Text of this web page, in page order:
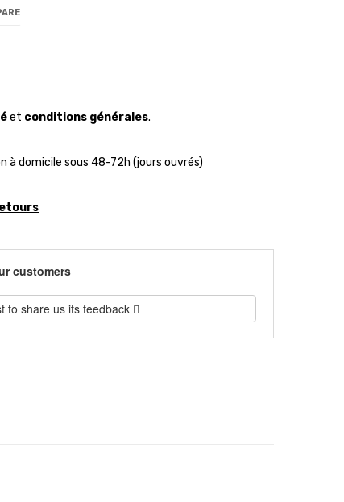
et conditions générales.
à domicile sous 48-72h (jours ouvrés)
customers
to share us its feedback